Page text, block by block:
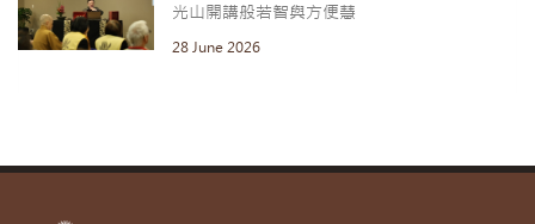
光山開講般若智與方便慧
28 June 2026